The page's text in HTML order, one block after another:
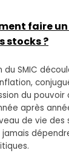
faire
stocks ?
du SMIC
du pouvoir
après
de vie des